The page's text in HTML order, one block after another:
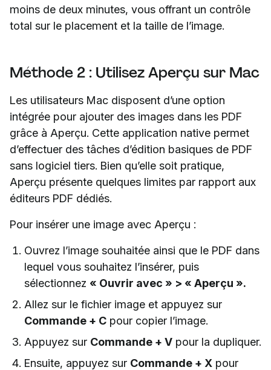
moins de deux minutes, vous offrant un contrôle
total sur le placement et la taille de l’image.
Méthode 2 : Utilisez Aperçu sur Mac
Les utilisateurs Mac disposent d’une option
intégrée pour ajouter des images dans les PDF
grâce à Aperçu. Cette application native permet
d’effectuer des tâches d’édition basiques de PDF
sans logiciel tiers. Bien qu’elle soit pratique,
Aperçu présente quelques limites par rapport aux
éditeurs PDF dédiés.
Pour insérer une image avec Aperçu :
Ouvrez l’image souhaitée ainsi que le PDF dans
lequel vous souhaitez l’insérer, puis
sélectionnez « Ouvrir avec » > « Aperçu ».
Allez sur le fichier image et appuyez sur
Commande + C pour copier l’image.
Appuyez sur Commande + V pour la dupliquer.
Ensuite, appuyez sur Commande + X pour